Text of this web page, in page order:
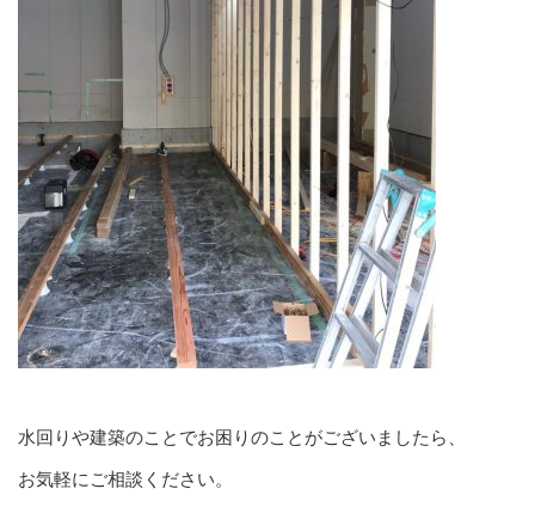
水回りや建築のことでお困りのことがございましたら、
お気軽にご相談ください。